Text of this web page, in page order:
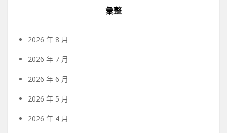
彙整
2026 年 8 月
2026 年 7 月
2026 年 6 月
2026 年 5 月
2026 年 4 月